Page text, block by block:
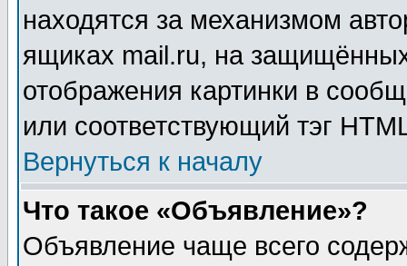
находятся за механизмом
ящиках mail.ru, на
отображения картинки в
или соответствующий тэг
Вернуться к началу
Что такое «Объявление»?
Объявление чаще всего